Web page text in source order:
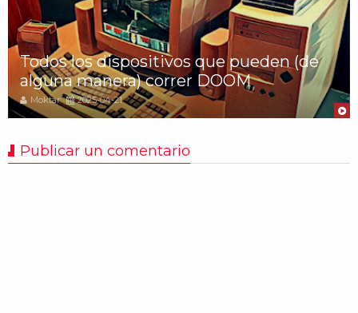
Todos los dispositivos que pueden (de
alguna manera) correr DOOM
Moktar 2025-04-21
Publicar un comentario